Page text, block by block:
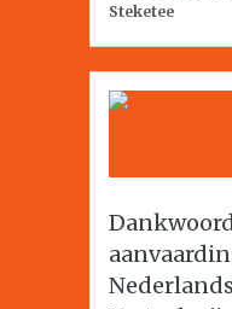
Steketee